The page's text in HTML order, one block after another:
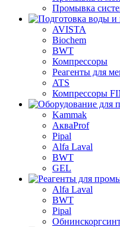
Промывка
AVISTA
Biochem
BWT
Компрессоры
Реагенты для
ATS
Компрессоры
Kammak
АкваProf
Pipal
Alfa Laval
BWT
GEL
Alfa Laval
BWT
Pipal